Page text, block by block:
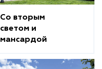
Со вторым
светом и
мансардой